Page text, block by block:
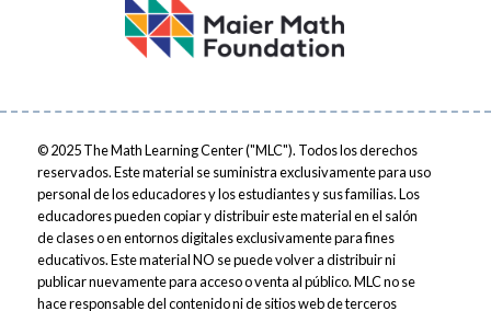
© 2025The Math Learning Center ("MLC"). Todos los derechos
reservados. Este material se suministra exclusivamente para uso
personal de los educadores y los estudiantes y sus familias. Los
educadores pueden copiar y distribuir este material en el salón
de clases o en entornos digitales exclusivamente para fines
educativos. Este material NO se puede volver a distribuir ni
publicar nuevamente para acceso o venta al público. MLC no se
hace responsable del contenido ni de sitios web de terceros